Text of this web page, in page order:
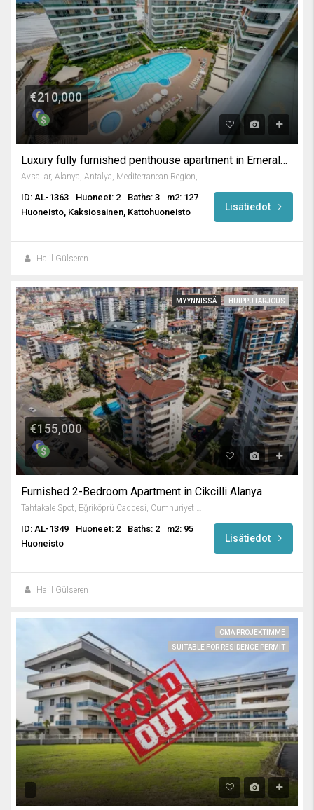
€210,000
Luxury fully furnished penthouse apartment in Emerald Park
ID: AL-1363 Huoneet: 2 Baths: 3
m2: 127
Huoneisto, Kaksiosainen, Kattohuoneisto
Lisätiedot
Halil Gülseren
MYYNNISSÄ HUIPPUTARJOUS
€155,000
Furnished 2-Bedroom Apartment in Cikcilli Alanya
Tahtakale Spot, Eğriköprü Caddesi, Cumhuriyet Mahallesi, Alanya, Antalya, Akdeniz Bölgesi, 07469, Türkiye
ID: AL-1349 Huoneet: 2 Baths: 2
m2: 95
Huoneisto
Lisätiedot
Halil Gülseren
OMA PROJEKTIMME
SUITABLE FOR RESIDENCE PERMIT